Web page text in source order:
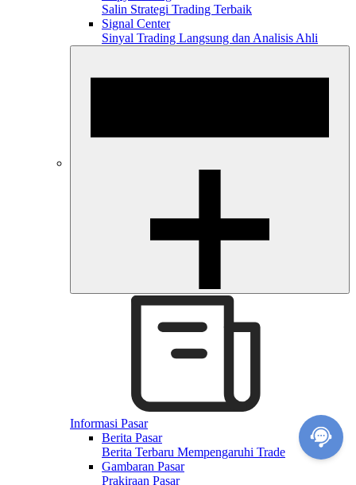
Salin Strategi Trading Terbaik
Signal Center
Sinyal Trading Langsung dan Analisis Ahli
Informasi Pasar
Berita Pasar
Berita Terbaru Mempengaruhi Trade
Gambaran Pasar
Prakiraan Pasar